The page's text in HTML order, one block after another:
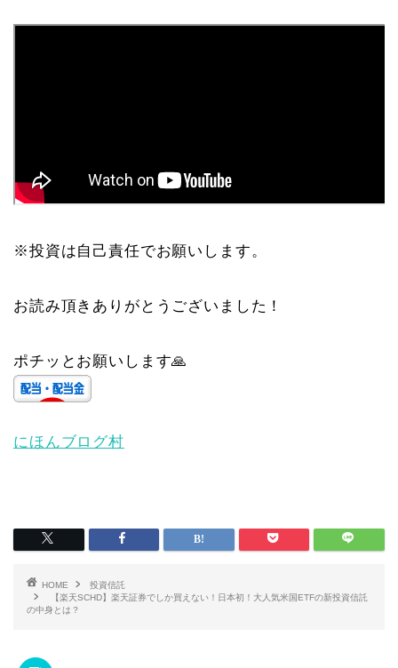
※投資は自己責任でお願いします。
お読み頂きありがとうございました！
ポチッとお願いします🙏
にほんブログ村
HOME
投資信託
【楽天SCHD】楽天証券でしか買えない！日本初！大人気米国ETFの新投資信託
の中身とは？